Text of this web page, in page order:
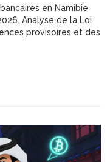
en Namibie
Analyse de la Loi
provisoires et des